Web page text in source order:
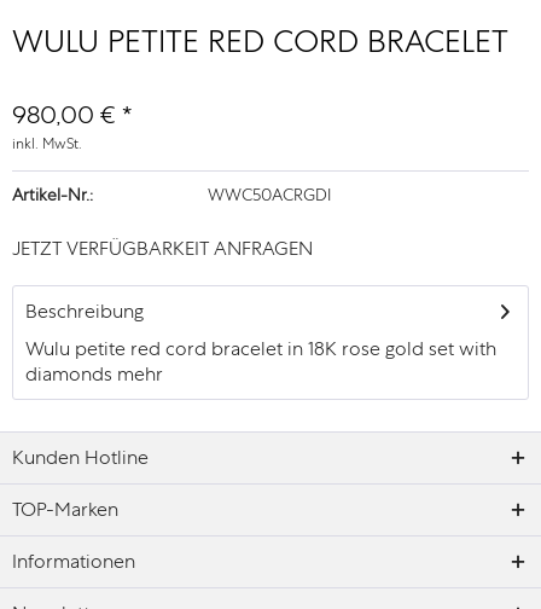
WULU PETITE RED CORD BRACELET
980,00 € *
inkl. MwSt.
Artikel-Nr.: WWC50ACRGDI
JETZT VERFÜGBARKEIT ANFRAGEN
Beschreibung
Wulu petite red cord bracelet in 18K rose gold set with
diamonds mehr
Kunden Hotline
TOP-Marken
Informationen